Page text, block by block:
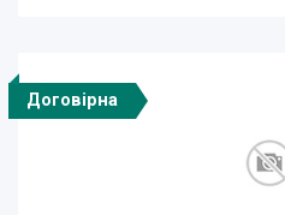
Договірна